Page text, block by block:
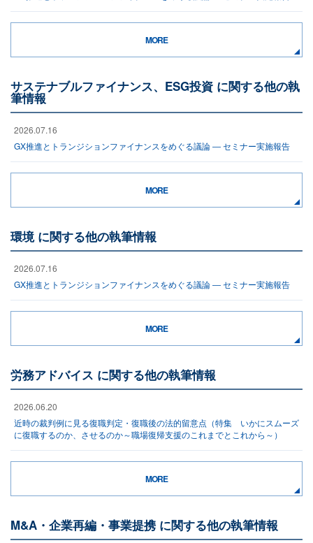
MORE
サステナブルファイナンス、ESG投資 に関する他の執
筆情報
2026.07.16
GX推進とトランジションファイナンスをめぐる議論 ― セミナー実施報告
MORE
環境 に関する他の執筆情報
2026.07.16
GX推進とトランジションファイナンスをめぐる議論 ― セミナー実施報告
MORE
労務アドバイス に関する他の執筆情報
2026.06.20
近時の裁判例に見る復職判定・復職後の法的留意点（特集 いかにスムーズ
に復職するのか、させるのか～職場復帰支援のこれまでとこれから～）
MORE
M&A・企業再編・事業提携 に関する他の執筆情報